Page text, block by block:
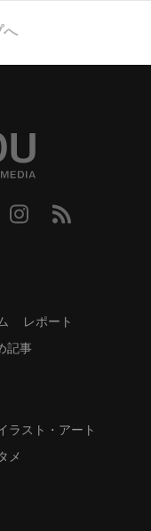
へ
レポート
記事
ラスト・アート
メ